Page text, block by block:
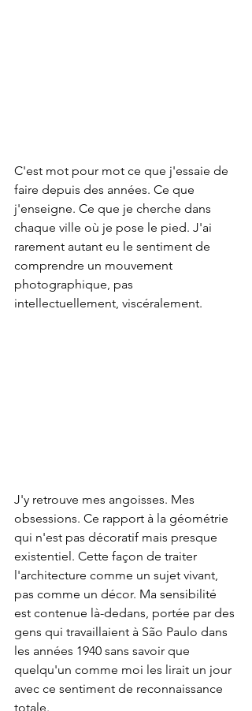
C'est mot pour mot ce que j'essaie de
faire depuis des années. Ce que
j'enseigne. Ce que je cherche dans
chaque ville où je pose le pied. J'ai
rarement autant eu le sentiment de
comprendre un mouvement
photographique, pas
intellectuellement, viscéralement.
J'y retrouve mes angoisses. Mes
obsessions. Ce rapport à la géométrie
qui n'est pas décoratif mais presque
existentiel. Cette façon de traiter
l'architecture comme un sujet vivant,
pas comme un décor. Ma sensibilité
est contenue là-dedans, portée par des
gens qui travaillaient à São Paulo dans
les années 1940 sans savoir que
quelqu'un comme moi les lirait un jour
avec ce sentiment de reconnaissance
totale.